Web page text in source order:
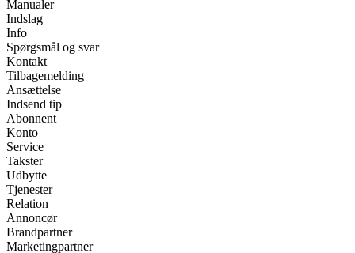
Manualer
Indslag
Info
Spørgsmål og svar
Kontakt
Tilbagemelding
Ansættelse
Indsend tip
Abonnent
Konto
Service
Takster
Udbytte
Tjenester
Relation
Annoncør
Brandpartner
Marketingpartner